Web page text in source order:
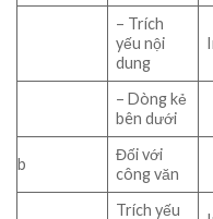
– Trích
yếu nội
dung
– Dòng kẻ
bên dưới
b
Đối với
công văn
Trích yếu